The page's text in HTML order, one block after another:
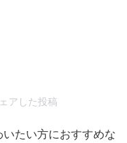
アした投稿
たい方におすすめな